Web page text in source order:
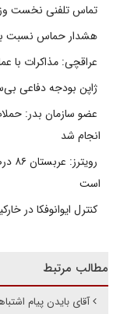
تماس تلفنی نخست
هشدار حماس نسبت
عراقچی: مذاکرات با
ژاپن بودجه دفاعی بی‌سابقه ۵۶ میلیارد دلاری را
عضو سازمان بدر:
انجام شد
است
کنترل ایوانوفکا در
مطالب مرتبط
آقای بایدن پیام